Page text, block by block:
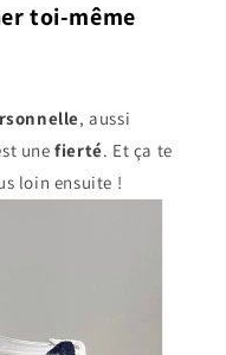
toi-même
, aussi
unefierté. Et ça te
loin ensuite !